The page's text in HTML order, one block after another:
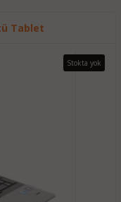
Tablet
Stokta yok